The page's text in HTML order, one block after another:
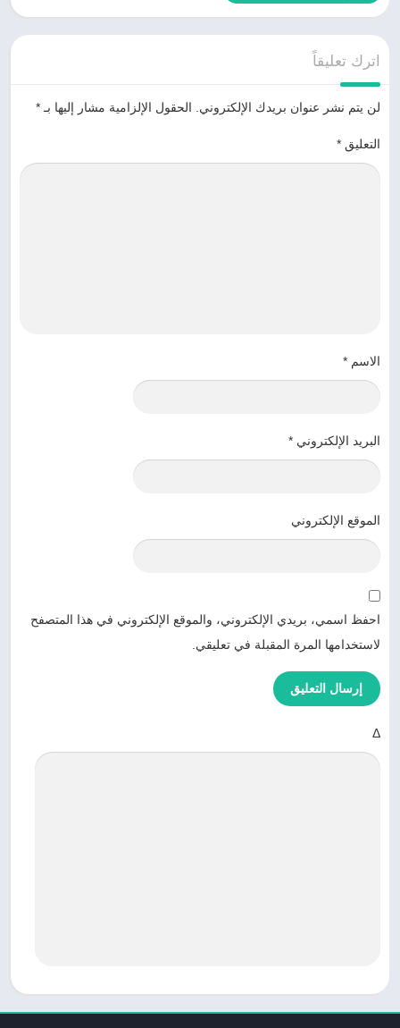
اترك تعليقاً
لن يتم نشر عنوان بريدك الإلكتروني. الحقول الإلزامية مشار إليها بـ *
التعليق *
الاسم *
البريد الإلكتروني *
الموقع الإلكتروني
احفظ اسمي، بريدي الإلكتروني، والموقع الإلكتروني في هذا المتصفح
لاستخدامها المرة المقبلة في تعليقي.
Δ